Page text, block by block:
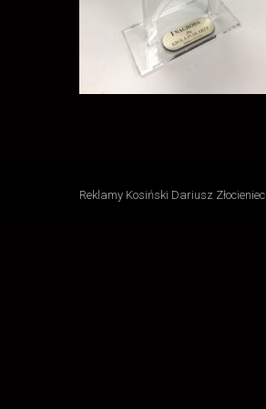
Reklamy Kosiński Dariusz Złocieniec